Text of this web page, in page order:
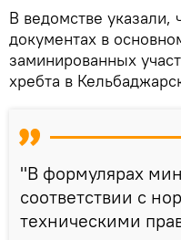
В ведомстве указали,
документах в
заминированных
хребта в
"В формулярах
соответствии с
техническими